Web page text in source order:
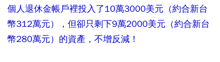
個人退休金帳戶裡投入了10萬3000美元（約合新台
幣312萬元），但卻只剩下9萬2000美元（約合新台
幣280萬元）的資產，不增反減！